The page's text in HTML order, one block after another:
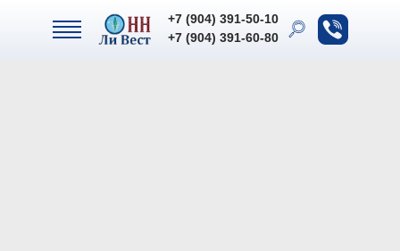
+7 (904) 391-60-80
+7 (904) 391-50-10
+7 (904) 391-60-80
+7 (904) 391-50-10